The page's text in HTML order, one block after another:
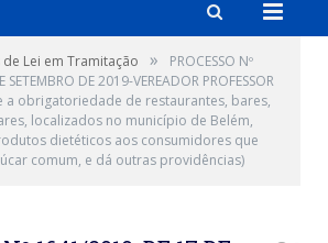
Lei em Tramitação »
PROCESSO Nº
DE 2019-VEREADOR PROFESSOR
a obrigatoriedade de restaurantes, bares,
localizados no município de Belém,
dietéticos aos consumidores que
comum, e dá outras providências)